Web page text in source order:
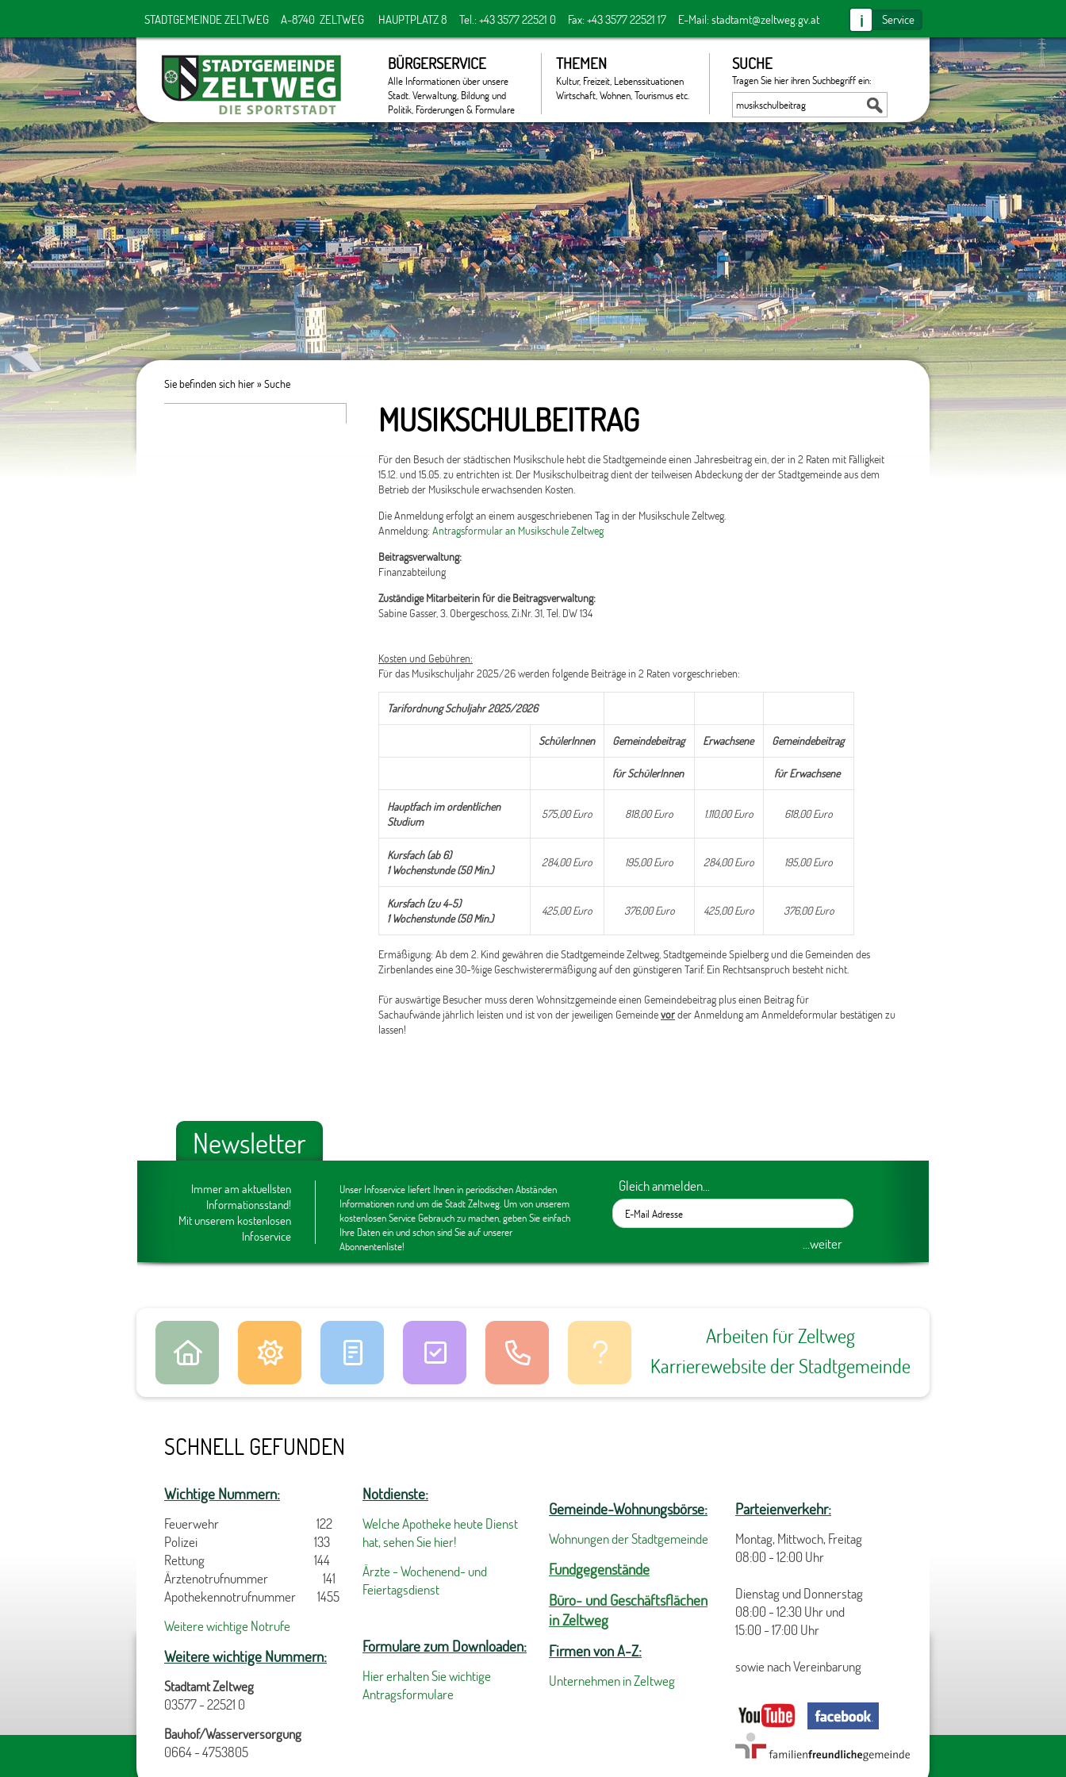
STADTGEMEINDE ZELTWEG A-8740 ZELTWEG HAUPTPLATZ 8 Tel.: +43 3577 22521 0 Fax: +43 3577 22521 17 E-Mail: stadtamt@zeltweg.gv.at i Service
BÜRGERSERVICE
Alle Informationen über unsere
Stadt. Verwaltung, Bildung und
Politik, Förderungen & Formulare
THEMEN
Kultur, Freizeit, Lebenssituationen
Wirtschaft, Wohnen, Tourismus etc.
SUCHE
Tragen Sie hier ihren Suchbegriff ein:
Sie befinden sich hier » Suche
MUSIKSCHULBEITRAG
Für den Besuch der städtischen Musikschule hebt die Stadtgemeinde einen Jahresbeitrag ein, der in 2 Raten mit Fälligkeit
15.12. und 15.05. zu entrichten ist. Der Musikschulbeitrag dient der teilweisen Abdeckung der der Stadtgemeinde aus dem
Betrieb der Musikschule erwachsenden Kosten.
Die Anmeldung erfolgt an einem ausgeschriebenen Tag in der Musikschule Zeltweg.
Anmeldung: Antragsformular an Musikschule Zeltweg
Beitragsverwaltung:
Finanzabteilung
Zuständige Mitarbeiterin für die Beitragsverwaltung:
Sabine Gasser, 3. Obergeschoss, Zi.Nr. 31, Tel. DW 134
Kosten und Gebühren:
Für das Musikschuljahr 2025/26 werden folgende Beiträge in 2 Raten vorgeschrieben:
Tarifordnung Schuljahr 2025/2026
SchülerInnen Gemeindebeitrag Erwachsene Gemeindebeitrag
für SchülerInnen für Erwachsene
Hauptfach im ordentlichen
Studium
575,00 Euro 818,00 Euro 1.110,00 Euro 618,00 Euro
Kursfach (ab 6)
1 Wochenstunde (50 Min.)
284,00 Euro 195,00 Euro 284,00 Euro 195,00 Euro
Kursfach (zu 4-5)
1 Wochenstunde (50 Min.)
425,00 Euro 376,00 Euro 425,00 Euro 376,00 Euro
Ermäßigung: Ab dem 2. Kind gewähren die Stadtgemeinde Zeltweg, Stadtgemeinde Spielberg und die Gemeinden des
Zirbenlandes eine 30-%ige Geschwisterermäßigung auf den günstigeren Tarif. Ein Rechtsanspruch besteht nicht.
Für auswärtige Besucher muss deren Wohnsitzgemeinde einen Gemeindebeitrag plus einen Beitrag für
Sachaufwände jährlich leisten und ist von der jeweiligen Gemeindevorder Anmeldung am Anmeldeformular bestätigen zu
lassen!
Newsletter
Immer am aktuellsten
Informationsstand!
Mit unserem kostenlosen
Infoservice
Unser Infoservice liefert Ihnen in periodischen Abständen
Informationen rund um die Stadt Zeltweg. Um von unserem
kostenlosen Service Gebrauch zu machen, geben Sie einfach
Ihre Daten ein und schon sind Sie auf unserer
Abonnentenliste!
Gleich anmelden...
Arbeiten für Zeltweg
Karrierewebsite der Stadtgemeinde
SCHNELL GEFUNDEN
Wichtige Nummern:
Feuerwehr 122
Polizei 133
Rettung 144
Ärztenotrufnummer 141
Apothekennotrufnummer 1455
Weitere wichtige Notrufe
Weitere wichtige Nummern:
Stadtamt Zeltweg
03577 - 22521 0
Bauhof/Wasserversorgung
0664 - 4753805
Notdienste:
Welche Apotheke heute Dienst
hat, sehen Sie hier!
Ärzte - Wochenend- und
Feiertagsdienst
Formulare zum Downloaden:
Hier erhalten Sie wichtige
Antragsformulare
Gemeinde-Wohnungsbörse:
Wohnungen der Stadtgemeinde
Fundgegenstände
Büro- und Geschäftsflächen
in Zeltweg
Firmen von A-Z:
Unternehmen in Zeltweg
Parteienverkehr:
Montag, Mittwoch, Freitag
08:00 - 12:00 Uhr
Dienstag und Donnerstag
08:00 - 12:30 Uhr und
15:00 - 17:00 Uhr
sowie nach Vereinbarung